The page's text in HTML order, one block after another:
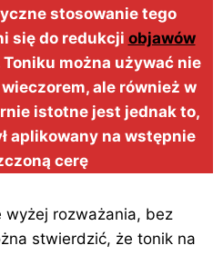
stosowanie tego
się do redukcji objawów
Toniku można używać nie
ale również w
istotne jest jednak to,
aplikowany na wstępnie
cerę
wyżej rozważania, bez
stwierdzić, że tonik na